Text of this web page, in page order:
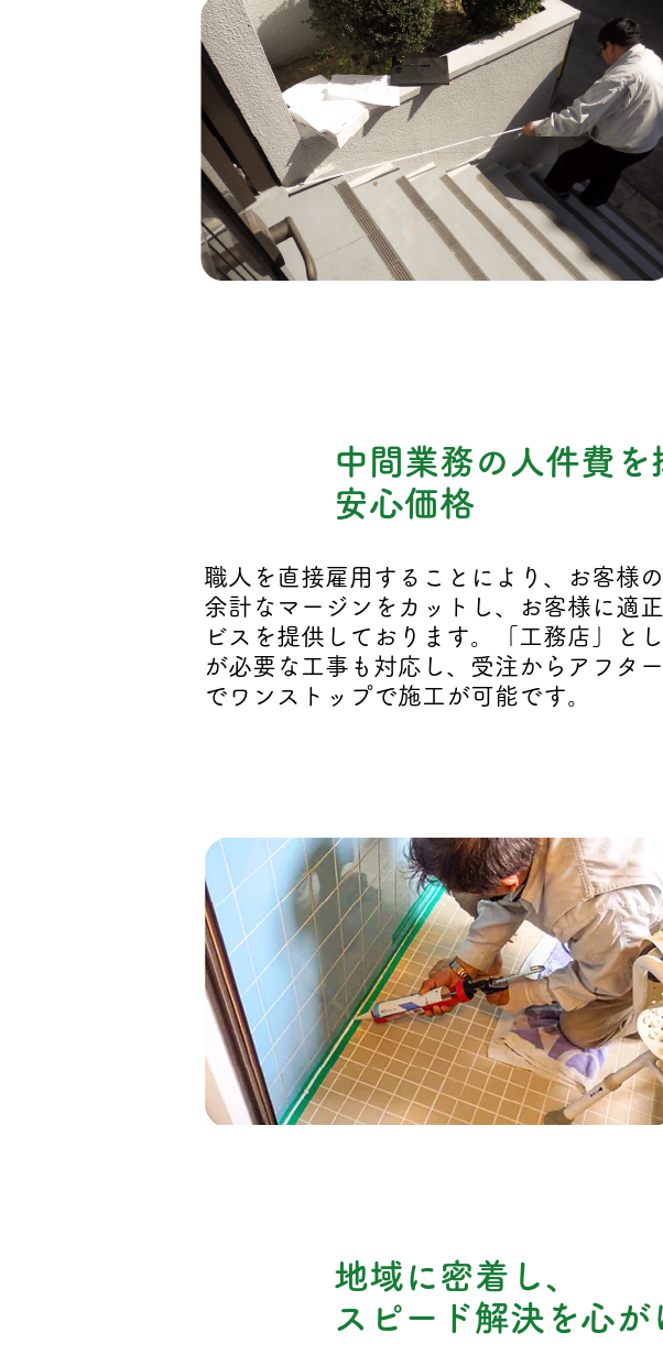
中間業務の人件費を
安心価格
職人を直接雇用することにより、お客様
余計なマージンをカットし、お客様に適
ビスを提供しております。「工務店」と
が必要な工事も対応し、受注からアフタ
でワンストップで施工が可能です。
地域に密着し、
スピード解決を心が